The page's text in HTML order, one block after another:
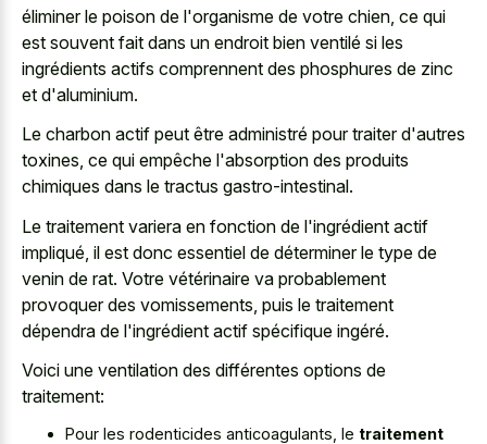
éliminer le poison de l'organisme de votre chien, ce qui
est souvent fait dans un endroit bien ventilé si les
ingrédients actifs comprennent des phosphures de zinc
et d'aluminium.
Le charbon actif peut être administré pour traiter d'autres
toxines, ce qui empêche l'absorption des produits
chimiques dans le tractus gastro-intestinal.
Le traitement variera en fonction de l'ingrédient actif
impliqué, il est donc essentiel de déterminer le type de
venin de rat. Votre vétérinaire va probablement
provoquer des vomissements, puis le traitement
dépendra de l'ingrédient actif spécifique ingéré.
Voici une ventilation des différentes options de
traitement:
Pour les rodenticides anticoagulants, le traitement